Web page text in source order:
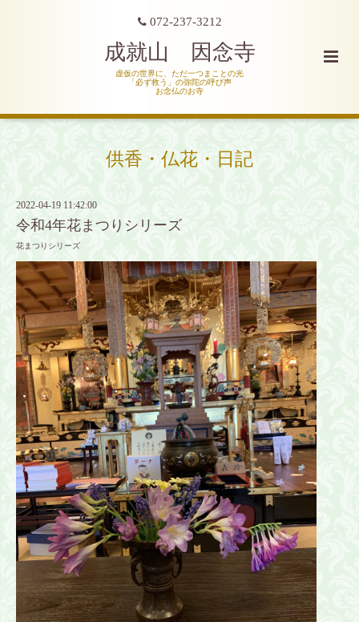
072-237-3212
成就山 因念寺
虚仮の世界に、ただ一つまことの光
「必ず救う」の弥陀の呼び声
お念仏のお寺
供香・仏花・日記
2022-04-19 11:42:00
令和4年花まつりシリーズ
花まつりシリーズ